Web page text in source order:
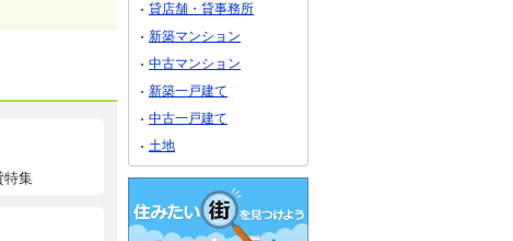
特集
貸店舗・貸事務所
新築マンション
中古マンション
新築一戸建て
中古一戸建て
土地